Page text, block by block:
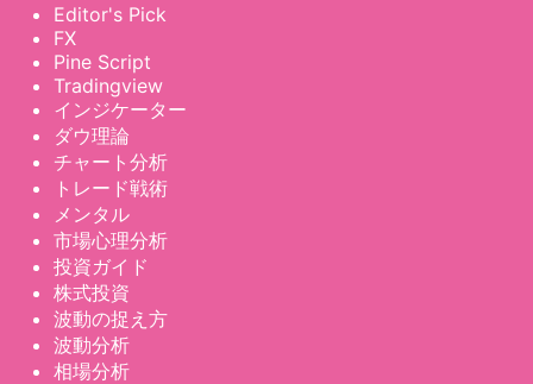
Editor's Pick
FX
Pine Script
Tradingview
インジケーター
ダウ理論
チャート分析
トレード戦術
メンタル
市場心理分析
投資ガイド
株式投資
波動の捉え方
波動分析
相場分析